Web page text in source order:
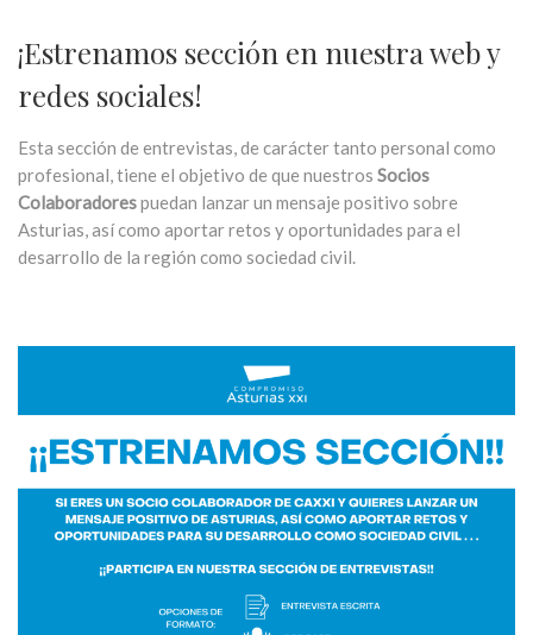
¡Estrenamos sección en nuestra web y
redes sociales!
Esta sección de entrevistas, de carácter tanto personal como
profesional, tiene el objetivo de que nuestros Socios
Colaboradorespuedan lanzar un mensaje positivo sobre
Asturias, así como aportar retos y oportunidades para el
desarrollo de la región como sociedad civil.